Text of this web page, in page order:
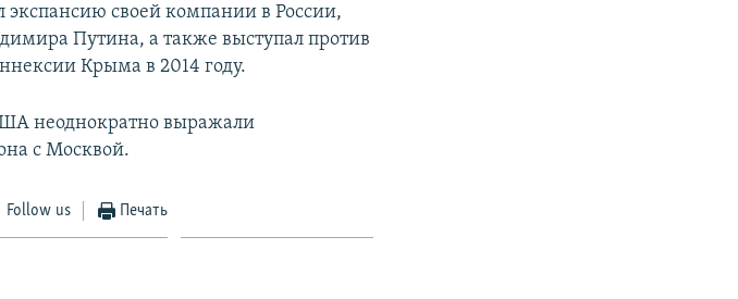
своей компании в России,
Путина, а также выступал против
Крыма в 2014 году.
неоднократно выражали
с Москвой.
Follow us Печать